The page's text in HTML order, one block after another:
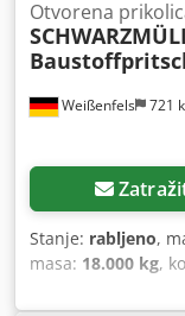
Weißenfels 721
Otvorena
Stanje: rabljeno,
masa: 18.000 kg,